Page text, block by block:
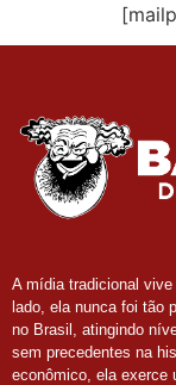
A mídia tradicional
lado, ela nunca foi tão
no Brasil, atingindo
sem precedentes na
econômico, ela exerce